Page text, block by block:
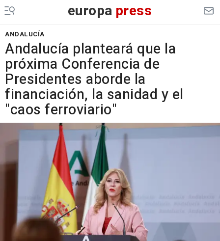
europa press
ANDALUCÍA
Andalucía planteará que la
próxima Conferencia de
Presidentes aborde la
financiación, la sanidad y el
"caos ferroviario"